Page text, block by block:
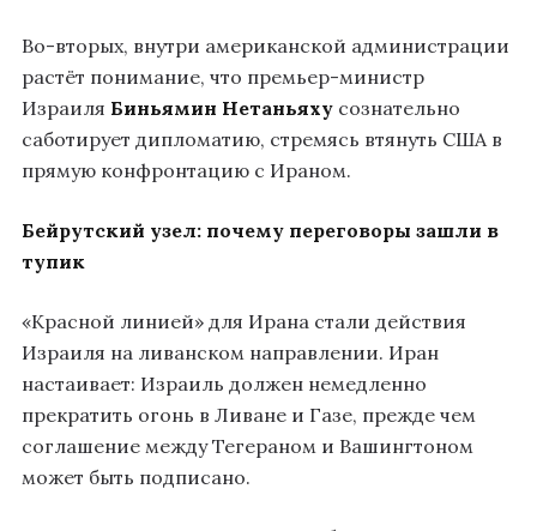
Во-вторых, внутри американской администрации
растёт понимание, что премьер-министр
Израиля Биньямин Нетаньяху сознательно
саботирует дипломатию, стремясь втянуть США в
прямую конфронтацию с Ираном.
Бейрутский узел: почему переговоры зашли в
тупик
«Красной линией» для Ирана стали действия
Израиля на ливанском направлении. Иран
настаивает: Израиль должен немедленно
прекратить огонь в Ливане и Газе, прежде чем
соглашение между Тегераном и Вашингтоном
может быть подписано.